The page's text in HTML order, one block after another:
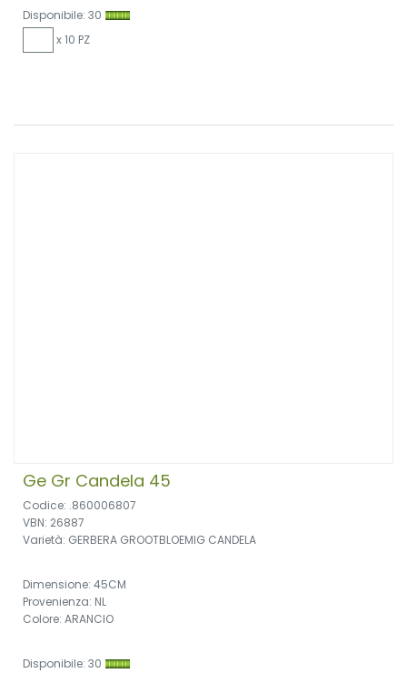
Disponibile: 30
x 10 PZ
Ge Gr Candela 45
Codice: .860006807
VBN: 26887
Varietà: GERBERA GROOTBLOEMIG CANDELA
Dimensione: 45CM
Provenienza: NL
Colore: ARANCIO
Disponibile: 30